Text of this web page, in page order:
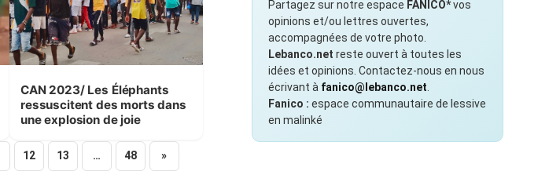
CAN 2023/ Les Éléphants
ressuscitent des morts dans
une explosion de joie
12 13 … 48 »
Partagez sur notre espace FANICO*vos
opinions et/ou lettres ouvertes,
accompagnées de votre photo.
Lebanco.net reste ouvert à toutes les
idées et opinions. Contactez-nous en nous
écrivant à fanico@lebanco.net.
Fanico : espace communautaire de lessive
en malinké